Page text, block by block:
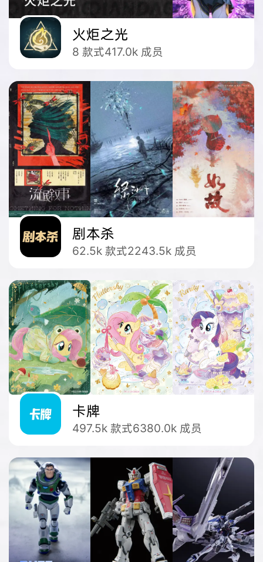
火炬之光
8 款式417.0k 成员
剧本杀
62.5k 款式2243.5k 成员
卡牌
497.5k 款式6380.0k 成员